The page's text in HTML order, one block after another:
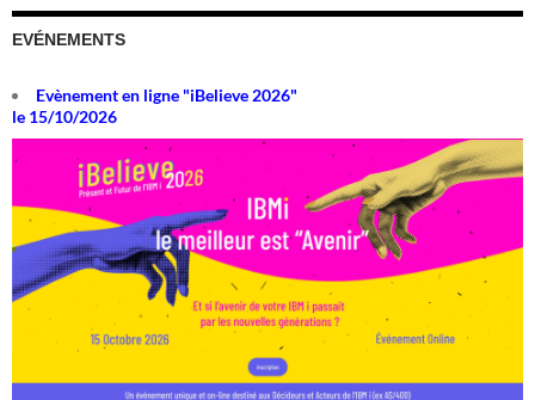
EVÉNEMENTS
Evènement en ligne "iBelieve 2026"
le 15/10/2026